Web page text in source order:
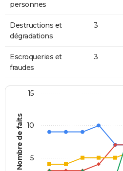
personnes
Destructions et
dégradations
3
Escroqueries et
fraudes
3
Nombre de faits 5
10
15